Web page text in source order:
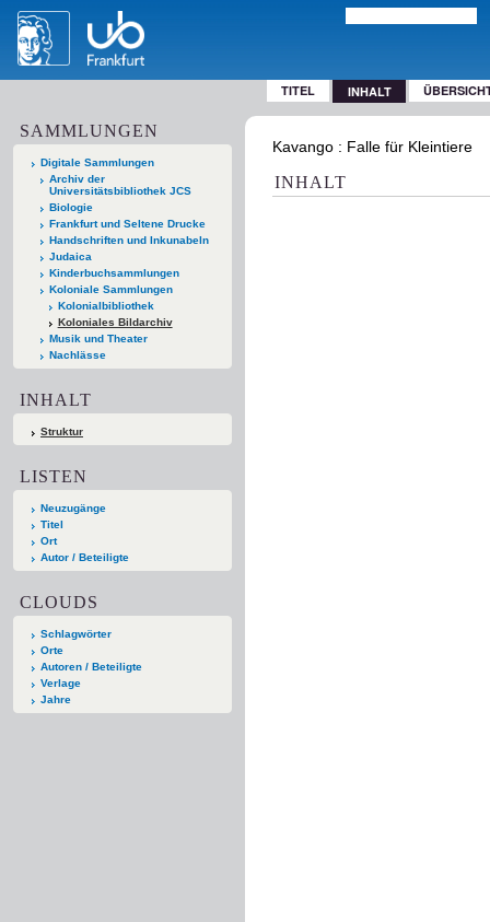
TITEL INHALT
SAMMLUNGEN
Digitale Sammlungen
Archiv der
Universitätsbibliothek JCS
Biologie
Frankfurt und Seltene Drucke
Handschriften und Inkunabeln
Judaica
Kinderbuchsammlungen
Koloniale Sammlungen
Kolonialbibliothek
Koloniales Bildarchiv
Musik und Theater
Nachlässe
INHALT
Struktur
LISTEN
Neuzugänge
Titel
Ort
Autor / Beteiligte
CLOUDS
Schlagwörter
Orte
Autoren / Beteiligte
Verlage
Jahre
Kavango : Falle für Kleintiere
INHALT